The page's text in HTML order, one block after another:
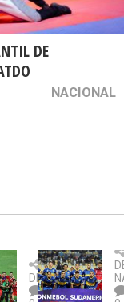
DE
NACIONAL
Copa
Sudamericana:
U.
DEPORTES
un